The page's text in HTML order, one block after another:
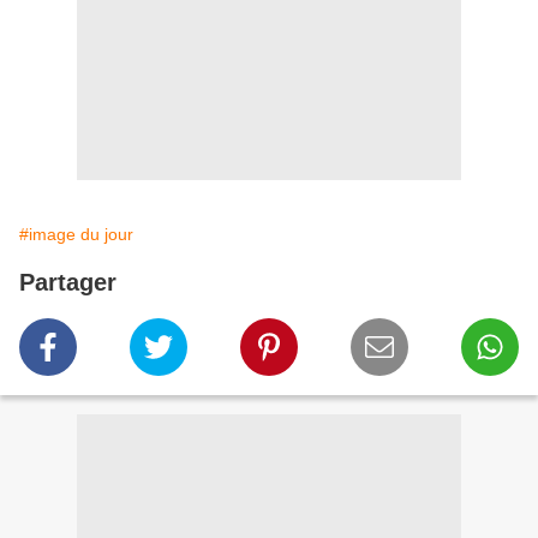
#image du jour
Partager